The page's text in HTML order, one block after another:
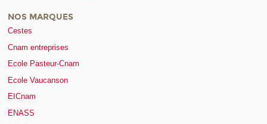
NOS MARQUES
Cestes
Cnam entreprises
Ecole Pasteur-Cnam
Ecole Vaucanson
EICnam
ENASS